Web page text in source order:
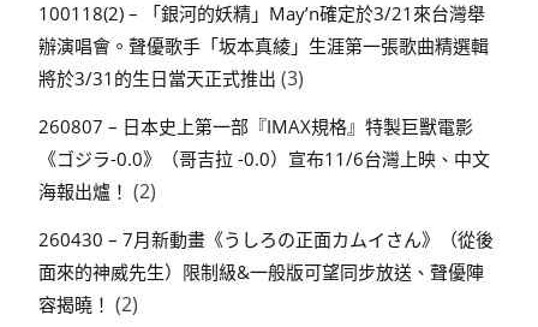
100118(2) – 「銀河的妖精」May’n確定於3/21來台灣舉
辦演唱會。聲優歌手「坂本真綾」生涯第一張歌曲精選輯
將於3/31的生日當天正式推出 (3)
260807 – 日本史上第一部『IMAX規格』特製巨獸電影
《ゴジラ-0.0》（哥吉拉 -0.0）宣布11/6台灣上映、中文
海報出爐！ (2)
260430 – 7月新動畫《うしろの正面カムイさん》（從後
面來的神威先生）限制級&一般版可望同步放送、聲優陣
容揭曉！ (2)